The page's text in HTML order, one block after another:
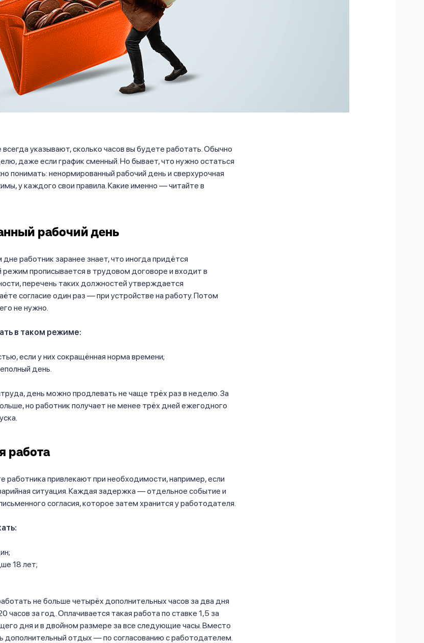
указывают, сколько часов вы будете работать. Обычно
даже если график сменный. Но бывает, что нужно остаться
понимать: ненормированный рабочий день и сверхурочная
у каждого свои правила. Какие именно — читайте в
рабочий день
работник заранее знает, что иногда придётся
режим прописывается в трудовом договоре и входит в
перечень таких должностей утверждается
согласие один раз — при устройстве на работу. Потом
не нужно.
в таком режиме:
если у них сокращённая норма времени;
день.
день можно продлевать не чаще трёх раз в неделю. За
но работник получает не менее трёх дней ежегодного
работа
работника привлекают при необходимости, например, если
ситуация. Каждая задержка — отдельное событие и
согласия, которое затем хранится у работодателя.
18 лет;
не больше четырёх дополнительных часов за два дня
часов за год. Оплачивается такая работа по ставке 1,5 за
дня и в двойном размере за все следующие часы. Вместо
дополнительный отдых — по согласованию с работодателем.